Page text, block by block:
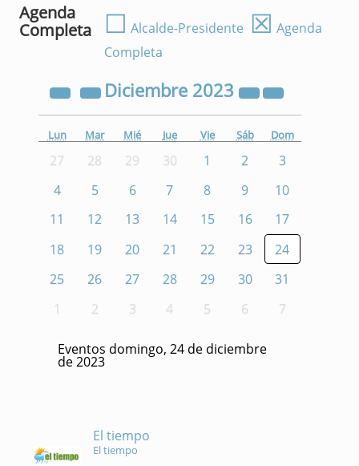
Agenda
Completa
☐ Alcalde-Presidente ☒ Agenda
Completa
Diciembre 2023
Lun Mar Mié Jue Vie Sáb Dom
27 28 29 30 1 2
3
4
5 6 7 8 9
10
11
12 13 14 15 16
17
18
19 20 21 22 23
24
25
26 27 28 29 30
31
1
2 3 4 5 6 7
Eventos domingo, 24 de diciembre
de 2023
El tiempo
El tiempo